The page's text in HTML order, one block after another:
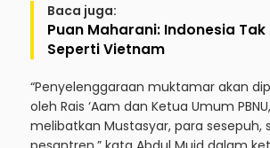
Baca juga:
Puan Maharani: Indonesia Tak
Seperti Vietnam
“Penyelenggaraan muktamar akan
oleh Rais ‘Aam dan Ketua Umum
melibatkan Mustasyar, para sesepuh,